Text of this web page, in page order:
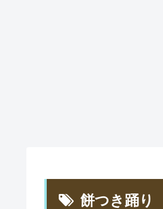
餅つき踊り